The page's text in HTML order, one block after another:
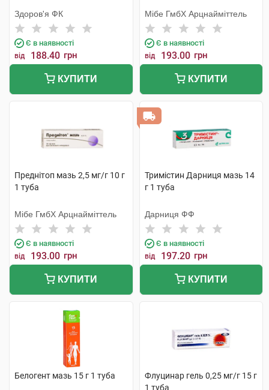
Здоров'я ФК
Є в наявності
від 188.40 грн
КУПИТИ
Мібе ГмбХ Арцнайміттель
Є в наявності
від 193.00 грн
КУПИТИ
Преднітоп мазь 2,5 мг/г 10 г
1 туба
Мібе ГмбХ Арцнайміттель
Є в наявності
від 193.00 грн
КУПИТИ
Тримістин Дарниця мазь 14
г 1 туба
Дарниця ФФ
Є в наявності
від 197.20 грн
КУПИТИ
Белогент мазь 15 г 1 туба
Флуцинар гель 0,25 мг/г 15 г
1 туба